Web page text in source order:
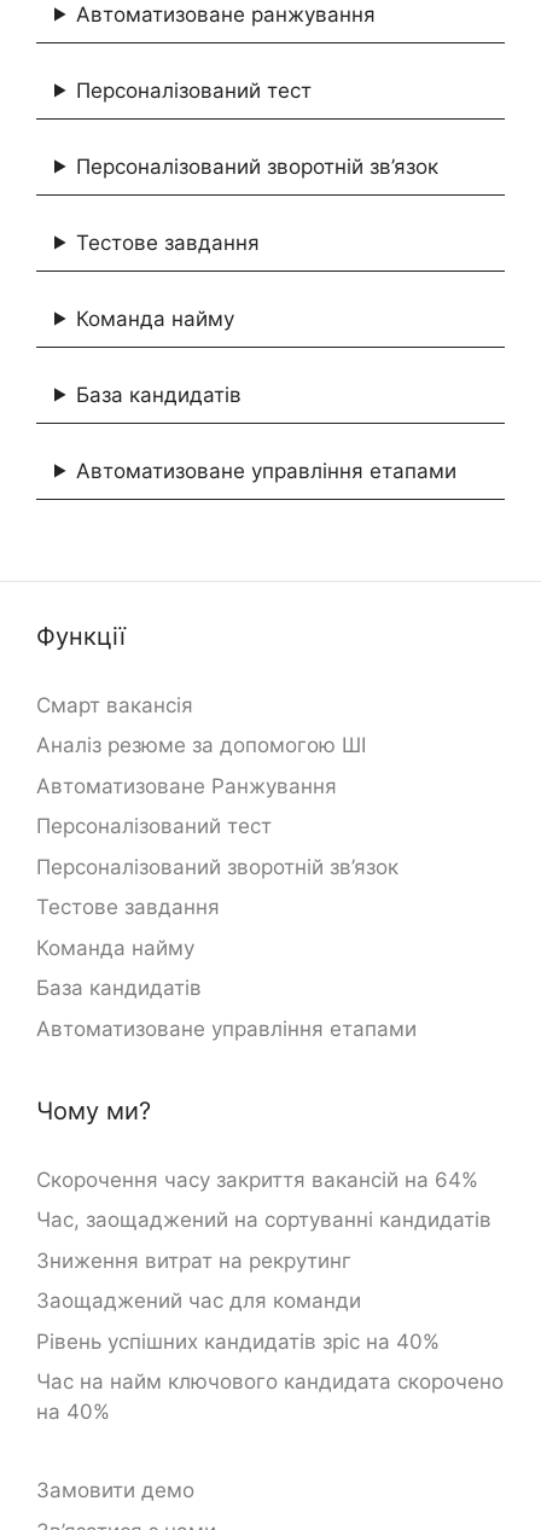
Автоматизоване ранжування
Персоналізований тест
Персоналізований зворотній зв’язок
Тестове завдання
Команда найму
База кандидатів
Автоматизоване управління етапами
Функції
Смарт вакансія
Аналіз резюме за допомогою ШІ
Автоматизоване Ранжування
Персоналізований тест
Персоналізований зворотній зв’язок
Тестове завдання
Команда найму
База кандидатів
Автоматизоване управління етапами
Чому ми?
Скорочення часу закриття вакансій на 64%
Час, заощаджений на сортуванні кандидатів
Зниження витрат на рекрутинг
Заощаджений час для команди
Рівень успішних кандидатів зріс на 40%
Час на найм ключового кандидата скорочено
на 40%
Замовити демо